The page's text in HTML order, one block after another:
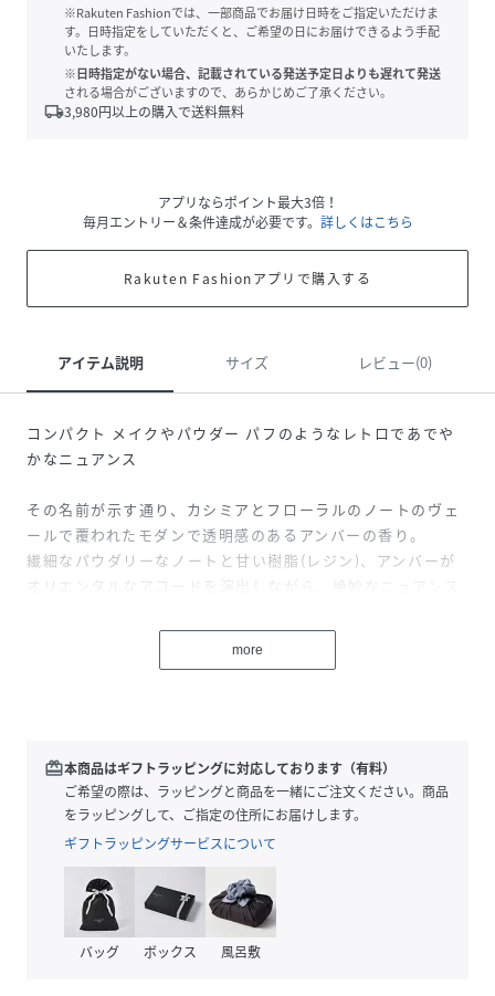
※Rakuten Fashionでは、一部商品でお届け日時をご指定いただけま
す。日時指定をしていただくと、ご希望の日にお届けできるよう手配
いたします。
※日時指定がない場合、記載されている発送予定日よりも遅れて発送
される場合がございますので、あらかじめご了承ください。
local_shipping3,980円以上の購入で送料無料
アプリならポイント最大3倍！
毎月エントリー＆条件達成が必要です。 詳しくはこちら
Rakuten Fashionアプリで購入する
アイテム説明 サイズ レビュー(0)
コンパクト メイクやパウダー パフのようなレトロであでや
かなニュアンス
その名前が示す通り、カシミアとフローラルのノートのヴェ
ールで覆われたモダンで透明感のあるアンバーの香り。
繊細なパウダリーなノートと甘い樹脂(レジン)、アンバーが
オリエンタルなアコードを演出しながら、絶妙なニュアンス
はじけるような爽やかでスパイシーなピンクペッパーが、ロ
ーズを思わせる香りのゼラニウムと交じり合います。
ます。
ソフトなパウダーを思わせるリッチで輝くようなラストノー
トは、アンバー、バニラバーボン、ムスク、センシュアルで
アニマリックな香りを生むラブダナム、暖かみを感じさせる
サンダルウッドのブレンドにより生まれます。
【fragrans notes】
more
redeem本商品はギフトラッピングに対応しております（有料）
ご希望の際は、ラッピングと商品を一緒にご注文ください。商品
をラッピングして、ご指定の住所にお届けします。
ギフトラッピングサービスについて
バッグ ボックス 風呂敷